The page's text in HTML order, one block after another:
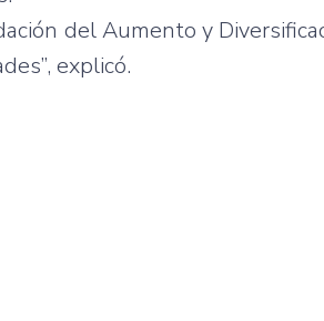
delAumento y
, explicó.